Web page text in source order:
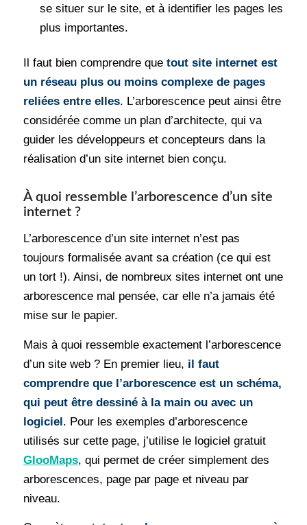
se situer sur le site, et à identifier les pages les
plus importantes.
Il faut bien comprendre que tout site internet est
un réseau plus ou moins complexe de pages
reliées entre elles. L’arborescence peut ainsi être
considérée comme un plan d’architecte, qui va
guider les développeurs et concepteurs dans la
réalisation d’un site internet bien conçu.
À quoi ressemble l’arborescence d’un site
internet ?
L’arborescence d’un site internet n’est pas
toujours formalisée avant sa création (ce qui est
un tort !). Ainsi, de nombreux sites internet ont une
arborescence mal pensée, car elle n’a jamais été
mise sur le papier.
Mais à quoi ressemble exactement l’arborescence
d’un site web ? En premier lieu, il faut
comprendre que l’arborescence est un schéma,
qui peut être dessiné à la main ou avec un
logiciel. Pour les exemples d’arborescence
utilisés sur cette page, j’utilise le logiciel gratuit
GlooMaps, qui permet de créer simplement des
arborescences, page par page et niveau par
niveau.